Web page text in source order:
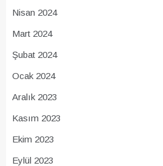
Nisan 2024
Mart 2024
Şubat 2024
Ocak 2024
Aralık 2023
Kasım 2023
Ekim 2023
Eylül 2023